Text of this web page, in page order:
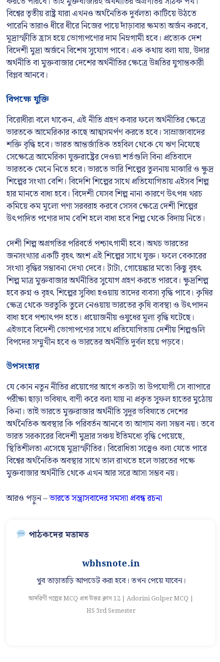
বিশ্বের তৃতীয় রাষ্ট্র যারা এখনও অর্থনৈতিক দুর্বলতা কাটিয়ে উঠতে
পারেনি তারাও ধীরে ধীরে নিজের পায়ে দাঁড়াবার ক্ষমতা অর্জন করবে,
মূদ্রাস্ফীতি হ্রাস হয়ে ভোগ্যপণ্যের দাম নিম্নগামী হবে। প্রত্যেক দেশ
বিদেশী মুদ্রা অর্জনে বিশেষ সুযোগ পাবে। এক কথায় বলা যায়, উদার
অর্থনীতি বা মুক্তবাজার দেশের অর্থনীতির ক্ষেত্রে উন্নতির যুগান্তকারী
বিপ্লব আনবে।
বিপক্ষে যুক্তি
বিরোধীরা বলে থাকেন, এই নীতি গ্রহণ কবার ফলে অর্থনীতির ক্ষেত্রে
ভারতকে আমেরিকার কাছে আত্মসমর্পণ করতে হবে। সাম্রাজ্যবাদের
শক্তি বৃদ্ধি হবে। ভারত আন্তর্জাতিক তহবিল থেকে যে ঋণ নিযেছে
সেক্ষেত্রে আমেরিকা যুক্তরাষ্ট্রের দেওয়া শর্তগুলি বিনা প্রতিবাদে
ভারতকে মেনে নিতে হবে। ভারতে ভারি শিল্পের তুলনায় মাঝারি ও ক্ষুদ্র
শিল্পের সংখ্যা বেশি। বিদেশি শিল্পের সাথে প্রতিযোগিতায় এইসব শিল্প
হার মানতে বাধ্য হবে। বিদেশী যেসব শিল্প নানা কারণে উৎপন্ন খরচ
কমিয়ে কম মূল্যে পণ্য সরবরাহ করবে সেসব ক্ষেত্রে দেশী শিল্পের
উৎপাদিত পণ্যের দাম বেশি হলে বাধ্য হবে শিল্প থেকে বিদায় নিতে।
দেশী শিল্প অগ্রগতির পরিবর্তে পশ্চাৎগামী হবে। অথচ ভারতের
জনসংখ্যার একটি বৃহৎ অংশ এই শিল্পের সাথে যুক্ত। ফলে বেকারের
সংখ্যা বৃদ্ধির সম্ভাবনা দেখা দেবে। টাটা, গোয়েঙ্কার মতো কিছু বৃহৎ
শিল্প মাত্র মুক্তবাজার অর্থনীতির সুযোগ গ্রহণ করতে পারবে। ক্ষুদ্রশিল্প
হবে রুগ্ন ও বৃহৎ শিল্পের সুবিধা হওয়ায় তাদের ব্যবসা বৃদ্ধি পাবে। কৃষির
ক্ষেত্র থেকে ভরতুকি তুলে নেওয়ায় ভারতের কৃষি ব্যবস্থা ও উৎপাদন
বাধ্য হবে পশ্চাৎপদ হতে। প্রয়োজনীয় ওষুধের মূল্য বৃদ্ধি ঘটেছে।
এইভাবে বিদেশী ভোগ্যপণ্যের সাথে প্রতিযোগিতায় দেশীয় শিল্পগুলি
বিপদের সম্মুখীন হবে ও ভারতের অর্থনীতি দুর্বল হয়ে পড়বে।
উপসংহার
যে কোন নতুন নীতির প্রয়োগের আগে কতটা তা উপযোগী সে ব্যাপারে
পরীক্ষা ছাড়া ভবিষ্যৎ বাণী করে বলা যায় না প্রকৃত সুফল হাতের মুঠোয়
কিনা। তাই ভারতে মুক্তরাজার অর্থনীতি সুদূর ভবিষ্যতে দেশের
অর্থনৈতিক অবস্থার কি পরিবর্তন আনবে তা আগাম বলা সম্ভব নয়। তবে
ভারত সরকারের বিদেশী মুদ্রার সঞ্চয় ইতিমধ্যে বৃদ্ধি পেয়েছে,
স্থিতিশীলতা এসেছে মুদ্রাস্ফীতির। বিরোধিতা সত্ত্বেও বলা যেতে পারে
বিশ্বের অর্থনৈতিক অবস্থার সাথে তাল রাখতে হলে ভারতের পক্ষে
মুক্তবাজার অর্থনীতি থেকে এখন আর সরে আসা সম্ভব নয়।
আরও পড়ুন –ভারতে সন্ত্রাসবাদের সমস্যা প্রবন্ধ রচনা
পাঠকদের মতামত
wbhsnote.in
খুব তাড়াতাড়ি আপডেট করা হবে। তখন পেয়ে যাবেন।
আদরিণী গল্পের MCQ প্রশ্ন উত্তর ক্লাস 12 | Adorini Golper MCQ |
HS 3rd Semester